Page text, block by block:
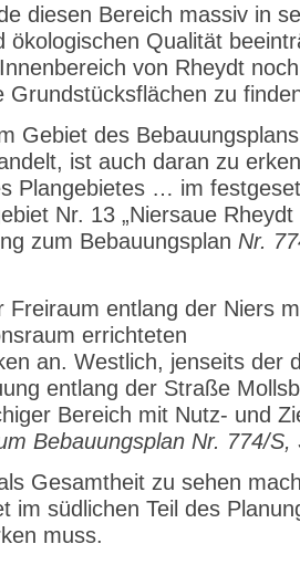
diesen Bereich massiv in
ökologischen Qualität
von Rheydt
Grundstücksflächen zu
Gebiet des
ist auch daran zu
Plangebietes … im
Nr. 13 „Niersaue Rheydt
zum Bebauungsplan Nr.
Freiraum entlang der Niers
errichteten
an. Westlich, jenseits der
entlang der Straße
Bereich mit Nutz- und
Bebauungsplan Nr. 774/S,
Gesamtheit zu sehen
im südlichen Teil des
muss.